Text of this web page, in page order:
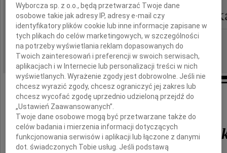
IMIĘ I NAZWISKO: Anna Lewińska-
REGION: Gdańsk
DATA EMISJI: 05.10.2011
Odeszła nasza ukochana Mamunia
Anna Lewińska-
Wyborcza sp. z o.o., będą przetwarzać Twoje dane
osobowe takie jak adresy IP, adresy e-mail czy
identyfikatory plików cookie lub inne informacje zapisane w
tych plikach do celów marketingowych, w szczególności
na potrzeby wyświetlania reklam dopasowanych do
Twoich zainteresowań i preferencji w swoich serwisach,
aplikacjach i w Internecie lub personalizacji treści w nich
wyświetlanych. Wyrażenie zgody jest dobrowolne. Jeśli nie
chcesz wyrazić zgody, chcesz ograniczyć jej zakres lub
chcesz wycofać zgodę uprzednio udzieloną przejdź do
„Ustawień Zaawansowanych”.
Twoje dane osobowe mogą być przetwarzane także do
celów badania i mierzenia informacji dotyczących
funkcjonowania serwisów i aplikacji lub łączone z danymi
dot. świadczonych Tobie usług. Jeśli podstawą